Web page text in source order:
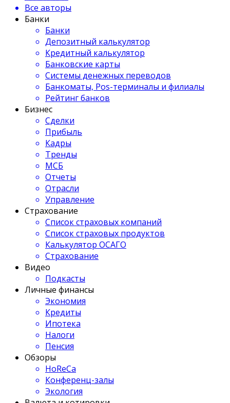
Все авторы
Банки
Банки
Депозитный калькулятор
Кредитный калькулятор
Банковские карты
Системы денежных переводов
Банкоматы, Pos-терминалы и филиалы
Рейтинг банков
Бизнес
Сделки
Прибыль
Кадры
Тренды
МСБ
Отчеты
Отрасли
Управление
Страхование
Список страховых компаний
Список страховых продуктов
Калькулятор ОСАГО
Страхование
Видео
Подкасты
Личные финансы
Экономия
Кредиты
Ипотека
Налоги
Пенсия
Обзоры
HoReCa
Конференц-залы
Экология